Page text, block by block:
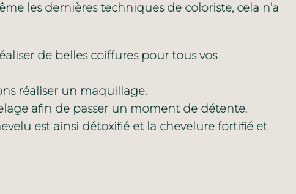
les dernières techniques de coloriste, cela n’a
de belles coiffures pour tous vos
réaliser un maquillage.
afin de passer un moment de détente.
est ainsi détoxifié et la chevelure fortifié et